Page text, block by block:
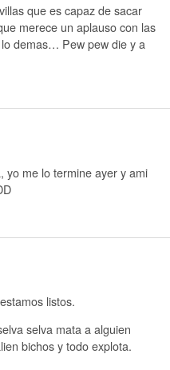
que es capaz de sacar
merece un aplauso con las
demas… Pew pew die y a
yo me lo termine ayer y ami
listos.
selva mata a alguien
bichos y todo explota.